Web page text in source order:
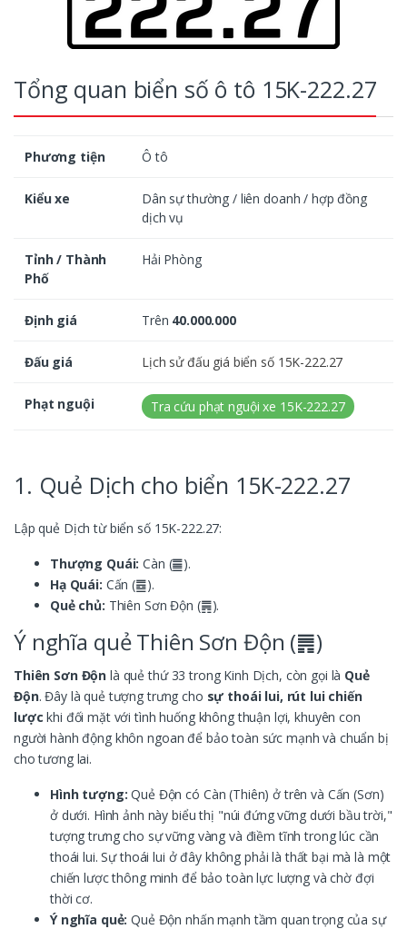
Tổng quan biển số ô tô 15K-222.27
Phương tiện Ô tô
Kiểu xe
Dân sự thường / liên doanh / hợp đồng
dịch vụ
Tỉnh / Thành
Phố
Hải Phòng
Định giá Trên 40.000.000
Đấu giá Lịch sử đấu giá biển số 15K-222.27
Phạt nguội Tra cứu phạt nguội xe 15K-222.27
1. Quẻ Dịch cho biển 15K-222.27
Lập quẻ Dịch từ biển số 15K-222.27:
Thượng Quái: Càn (䷀).
Hạ Quái: Cấn (䷉).
Quẻ chủ: Thiên Sơn Độn (䷠).
Ý nghĩa quẻ Thiên Sơn Độn (䷠)
Thiên Sơn Độn là quẻ thứ 33 trong Kinh Dịch, còn gọi là Quẻ
Độn. Đây là quẻ tượng trưng cho sự thoái lui, rút lui chiến
lược khi đối mặt với tình huống không thuận lợi, khuyên con
người hành động khôn ngoan để bảo toàn sức mạnh và chuẩn bị
cho tương lai.
Hình tượng: Quẻ Độn có Càn (Thiên) ở trên và Cấn (Sơn)
ở dưới. Hình ảnh này biểu thị "núi đứng vững dưới bầu trời,"
tượng trưng cho sự vững vàng và điềm tĩnh trong lúc cần
thoái lui. Sự thoái lui ở đây không phải là thất bại mà là một
chiến lược thông minh để bảo toàn lực lượng và chờ đợi
thời cơ.
Ý nghĩa quẻ: Quẻ Độn nhấn mạnh tầm quan trọng của sự